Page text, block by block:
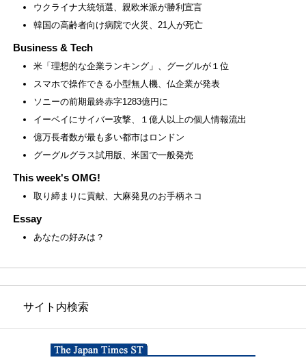
ウクライナ大統領選、親欧米派が勝利宣言
韓国の高齢者向け病院で火災、21人が死亡
Business & Tech
米「理想的な企業ランキング」、グーグルが１位
スマホで操作できる小型無人機、仏企業が発表
ソニーの前期最終赤字1283億円に
イーベイにサイバー攻撃、１億人以上の個人情報流出
億万長者数が最も多い都市はロンドン
グーグルグラス試用版、米国で一般発売
This week's OMG!
取り締まりに貢献、大麻発見のお手柄ネコ
Essay
あなたの好みは？
サイト内検索